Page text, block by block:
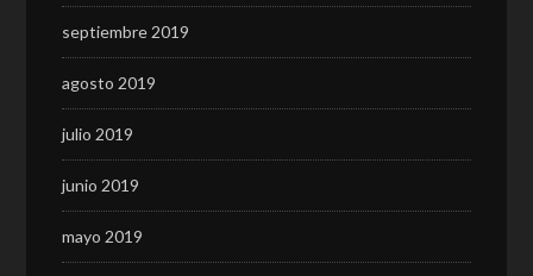
septiembre 2019
agosto 2019
julio 2019
junio 2019
mayo 2019